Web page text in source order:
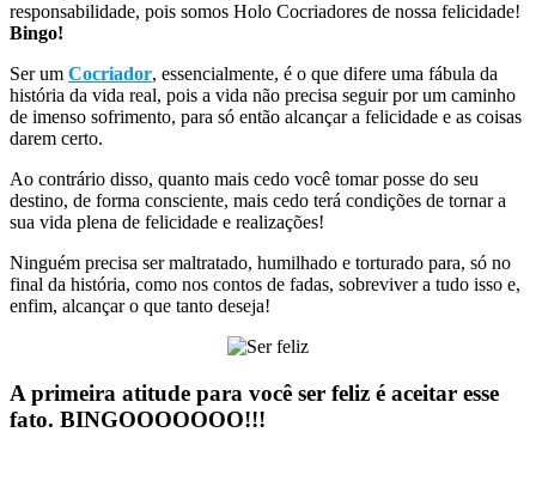
responsabilidade, pois somos Holo Cocriadores de nossa felicidade!
Bingo!
Ser um Cocriador, essencialmente, é o que difere uma fábula da
história da vida real, pois a vida não precisa seguir por um caminho
de imenso sofrimento, para só então alcançar a felicidade e as coisas
darem certo.
Ao contrário disso, quanto mais cedo você tomar posse do seu
destino, de forma consciente, mais cedo terá condições de tornar a
sua vida plena de felicidade e realizações!
Ninguém precisa ser maltratado, humilhado e torturado para, só no
final da história, como nos contos de fadas, sobreviver a tudo isso e,
enfim, alcançar o que tanto deseja!
A primeira atitude para você ser feliz é aceitar esse
fato. BINGOOOOOOO!!!